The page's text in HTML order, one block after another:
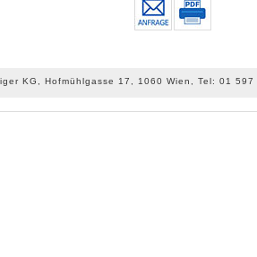
KG, Hofmühlgasse 17, 1060 Wien, Tel: 01